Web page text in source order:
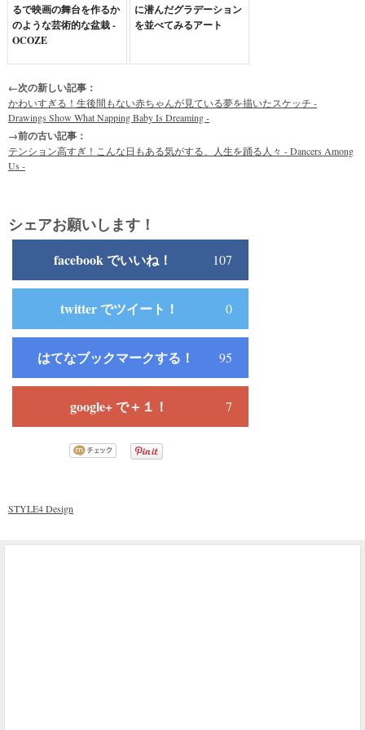
るで映画の舞台を作るか
のような芸術的な盆栽 -
OCOZE
に潜んだグラデーション
を並べてみるアート
←次の新しい記事：
かわいすぎる！生後間もない赤ちゃんが見ている夢を描いたスケッチ -
Drawings Show What Napping Baby Is Dreaming -
→前の古い記事：
テンション高すぎ！こんな日もある気がする、人生を踊る人々 - Dancers Among
Us -
シェアお願いします！
facebook でいいね！ 107
twitter でツイート！ 0
はてなブックマークする！ 95
google+ で＋１！ 7
STYLE4 Design